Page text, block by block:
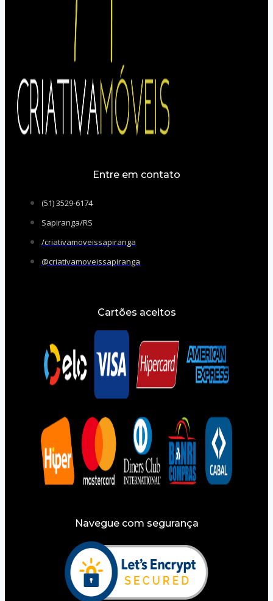
Entre em contato
(51) 3529-6174
Sapiranga/RS
/criativamoveissapiranga
@criativamoveissapiranga
Cartões aceitos
Navegue com segurança